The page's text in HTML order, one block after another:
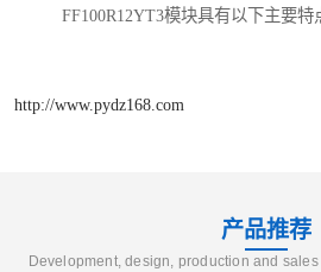
FF100R12YT3模块具有以下主要特
http://www.pydz168.com
产品推荐
Development, design, production and